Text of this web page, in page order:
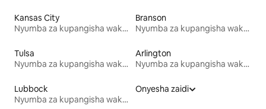
Kansas City
Nyumba za kupangisha wakati wa likizo
Branson
Nyumba za kupangisha wakati wa likizo
Tulsa
Nyumba za kupangisha wakati wa likizo
Arlington
Nyumba za kupangisha wakati wa likizo
Lubbock
Nyumba za kupangisha wakati wa likizo
Onyesha zaidi